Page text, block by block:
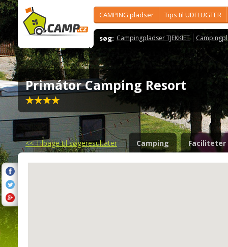
CAMPING pladser Tips til UDFLUGTER
søg: Campingpladser TJEKKIET
Primátor Camping Resort
<<Tilbage til søgeresultater Camping Faciliteter